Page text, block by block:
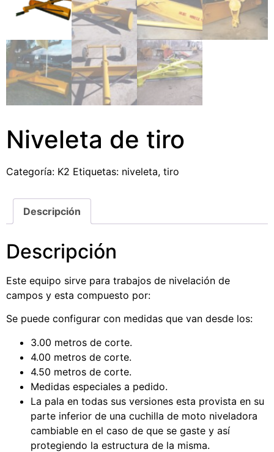
Niveleta de tiro
Categoría: K2 Etiquetas: niveleta, tiro
Descripción
Descripción
Este equipo sirve para trabajos de nivelación de
campos y esta compuesto por:
Se puede configurar con medidas que van desde los:
3.00 metros de corte.
4.00 metros de corte.
4.50 metros de corte.
Medidas especiales a pedido.
La pala en todas sus versiones esta provista en su
parte inferior de una cuchilla de moto niveladora
cambiable en el caso de que se gaste y así
protegiendo la estructura de la misma.